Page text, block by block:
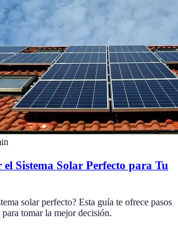
el Sistema Solar Perfecto para Tu
solar perfecto? Esta guía te ofrece pasos
tomar la mejor decisión.